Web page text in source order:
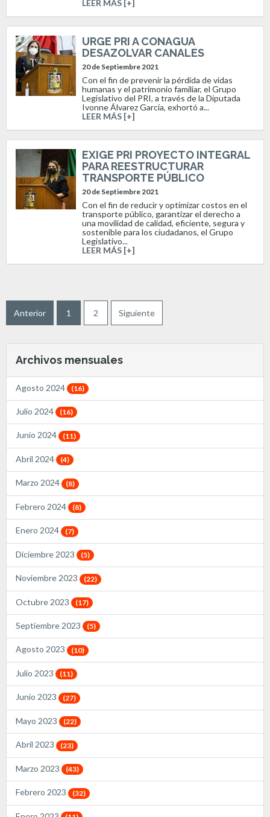
LEER MÁS [+]
URGE PRI A CONAGUA
DESAZOLVAR CANALES
20 de Septiembre 2021
Con el fin de prevenir la pérdida de vidas
humanas y el patrimonio familiar, el Grupo
Legislativo del PRI, a través de la Diputada
Ivonne Álvarez García, exhortó a...
LEER MÁS [+]
EXIGE PRI PROYECTO INTEGRAL
PARA REESTRUCTURAR
TRANSPORTE PÚBLICO
20 de Septiembre 2021
Con el fin de reducir y optimizar costos en el
transporte público, garantizar el derecho a
una movilidad de calidad, eficiente, segura y
sostenible para los ciudadanos, el Grupo
Legislativo...
LEER MÁS [+]
Anterior 1 2 Siguiente
Archivos mensuales
Agosto 2024 (16)
Julio 2024 (16)
Junio 2024 (11)
Abril 2024 (4)
Marzo 2024 (8)
Febrero 2024 (8)
Enero 2024 (7)
Diciembre 2023 (5)
Noviembre 2023 (22)
Octubre 2023 (17)
Septiembre 2023 (5)
Agosto 2023 (10)
Julio 2023 (11)
Junio 2023 (27)
Mayo 2023 (22)
Abril 2023 (23)
Marzo 2023 (43)
Febrero 2023 (32)